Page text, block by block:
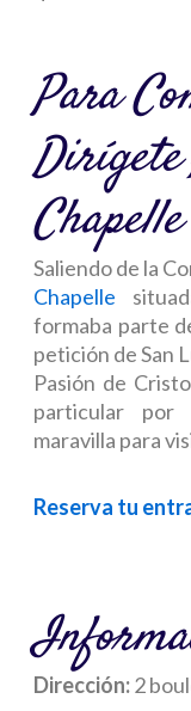
Para
Chapelle
Saliendo de la
Chapelle
formaba parte
petición de San
Pasión de
particular por
maravilla para
Reserva tu
Dirección:2